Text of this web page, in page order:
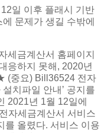
일 이후 플래시 기반
문제가 생길 수밖에
세금계산서 홈페이지
응하지 못해, 2020년
(중요) Bill36524 전자
치파일 안내’ 공지를
2021년 1월 12일에
자세금계산서 서비스
를 올렸다. 서비스 이용